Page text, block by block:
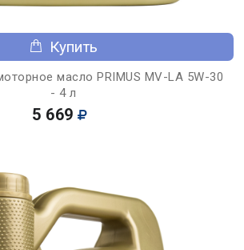
Купить
масло PRIMUS MV-LA 5W-30
- 4 л
5 669